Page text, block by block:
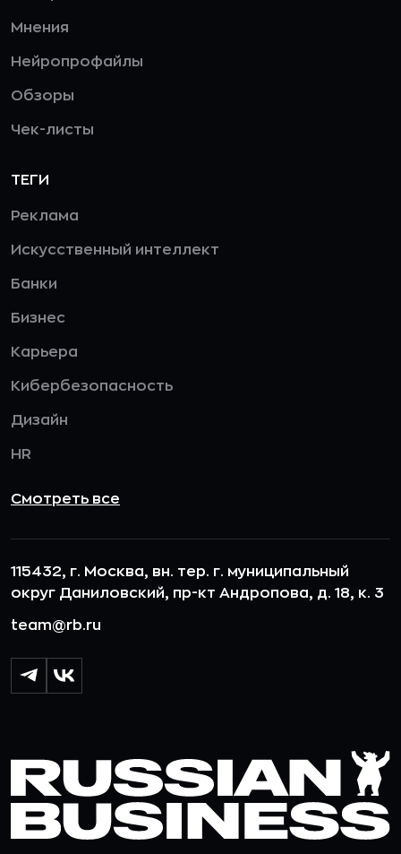
Мнения
Нейропрофайлы
Обзоры
Чек-листы
ТЕГИ
Реклама
Искусственный интеллект
Банки
Бизнес
Карьера
Кибербезопасность
Дизайн
HR
Смотреть все
115432, г. Москва, вн. тер. г. муниципальный
округ Даниловский, пр-кт Андропова, д. 18, к. 3
team@rb.ru